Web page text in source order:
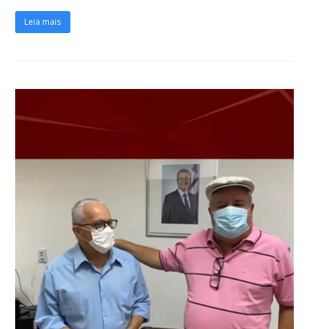
Leia mais